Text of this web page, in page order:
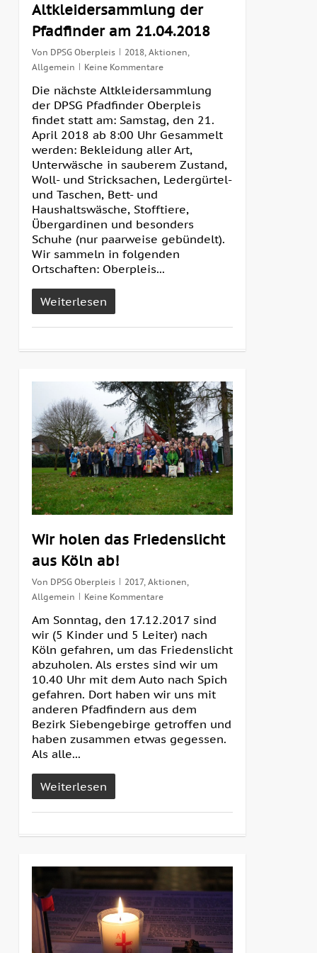
Altkleidersammlung der
Pfadfinder am 21.04.2018
Von DPSG Oberpleis 2018, Aktionen,
Allgemein
Keine Kommentare
Die nächste Altkleidersammlung
der DPSG Pfadfinder Oberpleis
findet statt am: Samstag, den 21.
April 2018 ab 8:00 Uhr Gesammelt
werden: Bekleidung aller Art,
Unterwäsche in sauberem Zustand,
Woll- und Stricksachen, Ledergürtel-
und Taschen, Bett- und
Haushaltswäsche, Stofftiere,
Übergardinen und besonders
Schuhe (nur paarweise gebündelt).
Wir sammeln in folgenden
Ortschaften: Oberpleis...
Weiterlesen
Wir holen das Friedenslicht
aus Köln ab!
Von DPSG Oberpleis 2017, Aktionen,
Allgemein
Keine Kommentare
Am Sonntag, den 17.12.2017 sind
wir (5 Kinder und 5 Leiter) nach
Köln gefahren, um das Friedenslicht
abzuholen. Als erstes sind wir um
10.40 Uhr mit dem Auto nach Spich
gefahren. Dort haben wir uns mit
anderen Pfadfindern aus dem
Bezirk Siebengebirge getroffen und
haben zusammen etwas gegessen.
Als alle...
Weiterlesen
0
2